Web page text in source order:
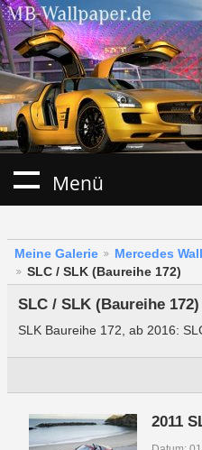
Menü
Meine Galerie Mercedes
SLC / SLK (Baureihe 172)
SLC / SLK (Baureihe 172)
SLK Baureihe 172, ab 2016:
2011